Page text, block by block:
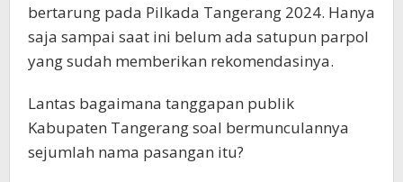
bertarung pada Pilkada Tangerang 2024. Hanya
saja sampai saat ini belum ada satupun parpol
yang sudah memberikan rekomendasinya.
Lantas bagaimana tanggapan publik
Kabupaten Tangerang soal bermunculannya
sejumlah nama pasangan itu?